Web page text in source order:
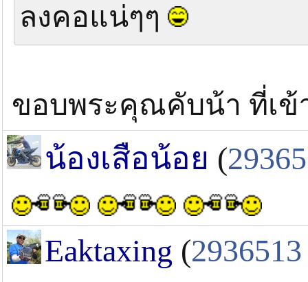
ลงคอแน่ๆๆ
ขอบพระคุณคับน้า ที่เ
น้องเสือน้อย (
Eaktaxing (2936513